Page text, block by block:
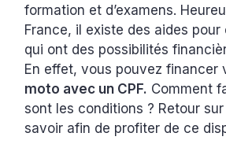
formation et d’examens.
France, il existe des aides
qui ont des possibilités
En effet, vous pouvez financer
moto avec un CPF. Comment
sont les conditions ? Retour
savoir afin de profiter de ce